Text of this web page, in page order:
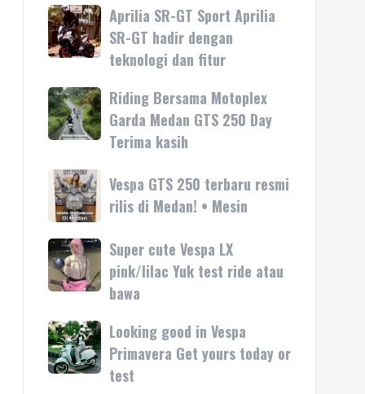
Primavera
Tanyakan
Vespa
180cc
terbaru
Aprilia
SR-
GT
Aprilia
SR-
GT
dengan
teknologi
dan
Aprilia SR-GT Sport Aprilia
SR-GT hadir dengan
teknologi dan fitur
Riding
Bersama
Motoplex
Medan
GTS
250
Terima
kasih
Riding Bersama Motoplex
Garda Medan GTS 250 Day
Terima kasih
Vespa
GTS
250
terbaru
resmi
rilis
di
•
Mesin
Vespa GTS 250 terbaru resmi
rilis di Medan! • Mesin
Super
cute
Vespa
pink/lilac
Yuk
test
Super cute Vespa LX
pink/lilac Yuk test ride atau
bawa
Looking
good
in
Looking good in Vespa
Primavera Get yours today or
test